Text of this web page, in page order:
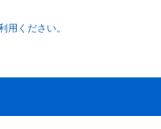
用ください。